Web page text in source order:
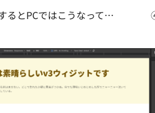
とPCではこうなって…